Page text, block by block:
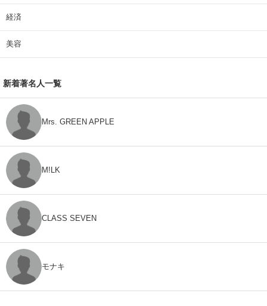
経済
美容
新着著名人一覧
Mrs. GREEN APPLE
M!LK
CLASS SEVEN
モナキ